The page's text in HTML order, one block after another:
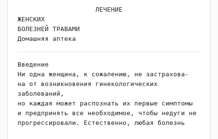
ЖЕНСКИХ
БОЛЕЗНЕЙ ТРАВАМИ
Введение
Ни одна женщина, к сожалению, не застрахова-
на от возникновения гинекологических
заболеваний,
но каждая может распознать их первые симптомы
и предпринять все необходимое, чтобы недуги не
прогрессировали. Естественно, любая болезнь